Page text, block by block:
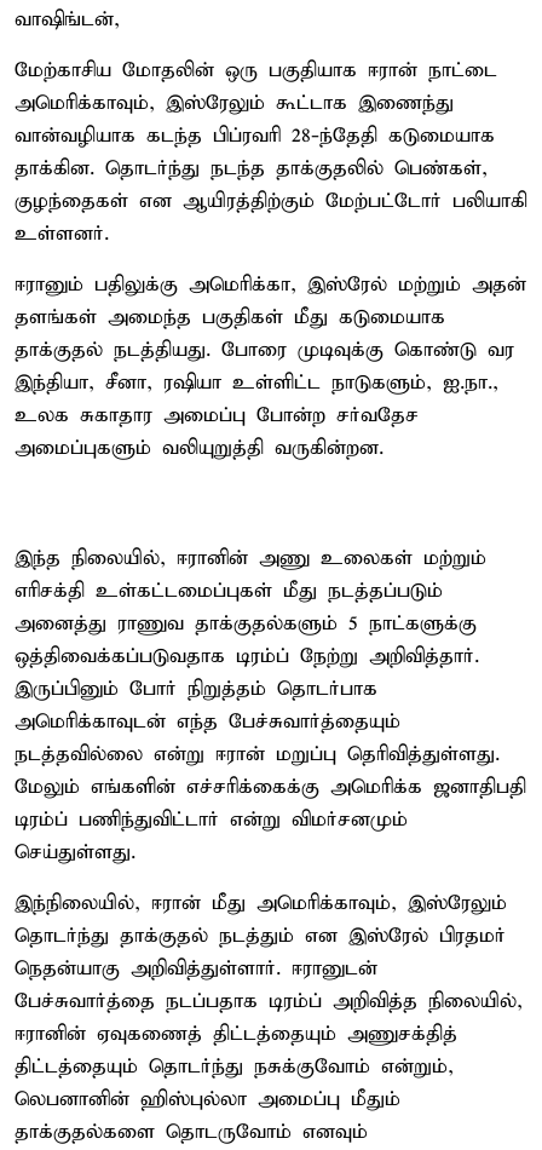
வாஷிங்டன்,
மேற்காசிய மோதலின் ஒரு பகுதியாக ஈரான் நாட்டை
அமெரிக்காவும், இஸ்ரேலும் கூட்டாக இணைந்து
வான்வழியாக கடந்த பிப்ரவரி 28-ந்தேதி கடுமையாக
தாக்கின. தொடர்ந்து நடந்த தாக்குதலில் பெண்கள்,
குழந்தைகள் என ஆயிரத்திற்கும் மேற்பட்டோர் பலியாகி
உள்ளனர்.
ஈரானும் பதிலுக்கு அமெரிக்கா, இஸ்ரேல் மற்றும் அதன்
தளங்கள் அமைந்த பகுதிகள் மீது கடுமையாக
தாக்குதல் நடத்தியது. போரை முடிவுக்கு கொண்டு வர
இந்தியா, சீனா, ரஷியா உள்ளிட்ட நாடுகளும், ஐ.நா.,
உலக சுகாதார அமைப்பு போன்ற சர்வதேச
அமைப்புகளும் வலியுறுத்தி வருகின்றன.
இந்த நிலையில், ஈரானின் அணு உலைகள் மற்றும்
எரிசக்தி உள்கட்டமைப்புகள் மீது நடத்தப்படும்
அனைத்து ராணுவ தாக்குதல்களும் 5 நாட்களுக்கு
ஒத்திவைக்கப்படுவதாக டிரம்ப் நேற்று அறிவித்தார்.
இருப்பினும் போர் நிறுத்தம் தொடர்பாக
அமெரிக்காவுடன் எந்த பேச்சுவார்த்தையும்
நடத்தவில்லை என்று ஈரான் மறுப்பு தெரிவித்துள்ளது.
மேலும் எங்களின் எச்சரிக்கைக்கு அமெரிக்க ஜனாதிபதி
டிரம்ப் பணிந்துவிட்டார் என்று விமர்சனமும்
செய்துள்ளது.
இந்நிலையில், ஈரான் மீது அமெரிக்காவும், இஸ்ரேலும்
தொடர்ந்து தாக்குதல் நடத்தும் என இஸ்ரேல் பிரதமர்
நெதன்யாகு அறிவித்துள்ளார். ஈரானுடன்
பேச்சுவார்த்தை நடப்பதாக டிரம்ப் அறிவித்த நிலையில்,
ஈரானின் ஏவுகணைத் திட்டத்தையும் அணுசக்தித்
திட்டத்தையும் தொடர்ந்து நசுக்குவோம் என்றும்,
லெபனானின் ஹிஸ்புல்லா அமைப்பு மீதும்
தாக்குதல்களை தொடருவோம் எனவும்